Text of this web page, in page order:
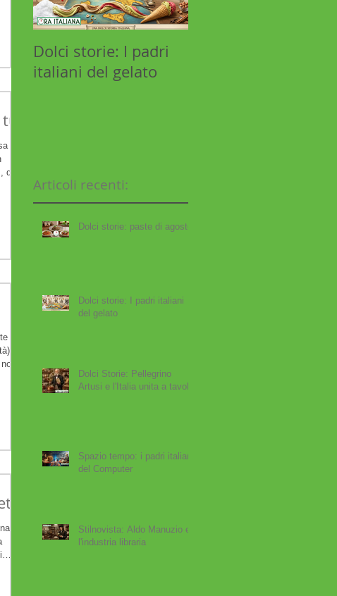
i
e
Dolci storie: I padri
italiani del gelato
Articoli recenti:
Dolci storie: paste di agosto
Dolci storie: I padri italiani
del gelato
Dolci Storie: Pellegrino
Artusi e l'Italia unita a tavola
Spazio tempo: i padri italiani
del Computer
Stilnovista: Aldo Manuzio e
l'industria libraria